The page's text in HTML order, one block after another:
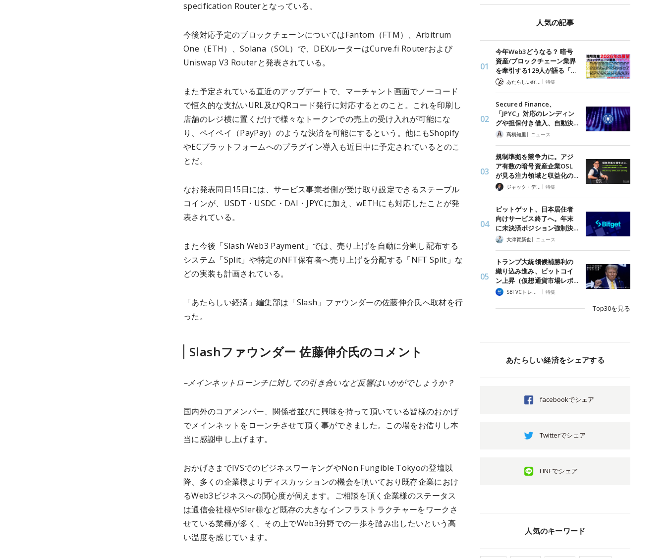
specification Routerとなっている。
今後対応予定のブロックチェーンについてはFantom（FTM）、Arbitrum
One（ETH）、Solana（SOL）で、DEXルーターはCurve.fi Routerおよび
Uniswap V3 Routerと発表されている。
また予定されている直近のアップデートで、マーチャント画面でノーコード
で恒久的な支払いURL及びQRコード発行に対応するとのこと。これを印刷し
店舗のレジ横に置くだけで様々なトークンでの売上の受け入れが可能にな
り、ペイペイ（PayPay）のような決済を可能にするという。他にもShopify
やECプラットフォームへのプラグイン導入も近日中に予定されているとのこ
とだ。
なお発表同日15日には、サービス事業者側が受け取り設定できるステーブル
コインが、USDT・USDC・DAI・JPYCに加え、wETHにも対応したことが発
表されている。
また今後「Slash Web3 Payment」では、売り上げを自動に分割し配布する
システム「Split」や特定のNFT保有者へ売り上げを分配する「NFT Split」な
どの実装も計画されている。
「あたらしい経済」編集部は「Slash」ファウンダーの佐藤伸介氏へ取材を行
った。
Slashファウンダー 佐藤伸介氏のコメント
–メインネットローンチに対しての引き合いなど反響はいかがでしょうか？
国内外のコアメンバー、関係者並びに興味を持って頂いている皆様のおかげ
でメインネットをローンチさせて頂く事ができました。この場をお借りし本
当に感謝申し上げます。
おかげさまでIVSでのビジネスワーキングやNon Fungible Tokyoの登壇以
降、多くの企業様よりディスカッションの機会を頂いており既存企業におけ
るWeb3ビジネスへの関心度が伺えます。ご相談を頂く企業様のステータス
は通信会社様やSIer様など既存の大きなインフラストラクチャーをワークさ
せている業種が多く、その上でWeb3分野での一歩を踏み出したいという高
い温度を感じています。
人気の記事
今年Web3どうなる？ 暗号
資産/ブロックチェーン業界
を牽引する129人が語る「…
| 特集
Secured Finance、
「JPYC」対応のレンディン
グや担保付き借入、自動決…
髙橋知里 | ニュース
規制準拠を競争力に。アジ
ア有数の暗号資産企業OSL
が見る注力領域と収益化の…
ジャック・デロン（Jack Derong） | 特集
ビットゲット、日本居住者
向けサービス終了へ。年末
に未決済ポジション強制決…
大津賀新也| ニュース
トランプ大統領候補勝利の
織り込み進み、ビットコイ
ン上昇（仮想通貨市場レポ…
| 特集
Top30を見る
あたらしい経済をシェアする
facebookでシェア
Twitterでシェア
LINEでシェア
人気のキーワード